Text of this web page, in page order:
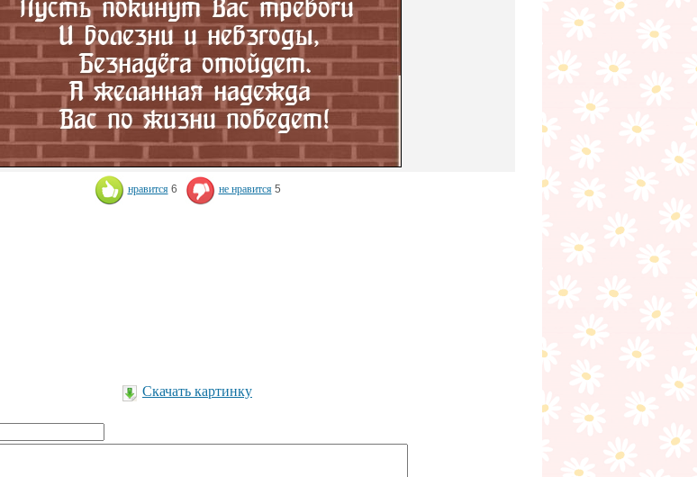
нравится 6 не нравится 5
Скачать картинку